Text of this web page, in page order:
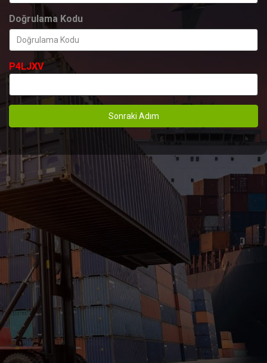
Doğrulama Kodu
P4LJXV